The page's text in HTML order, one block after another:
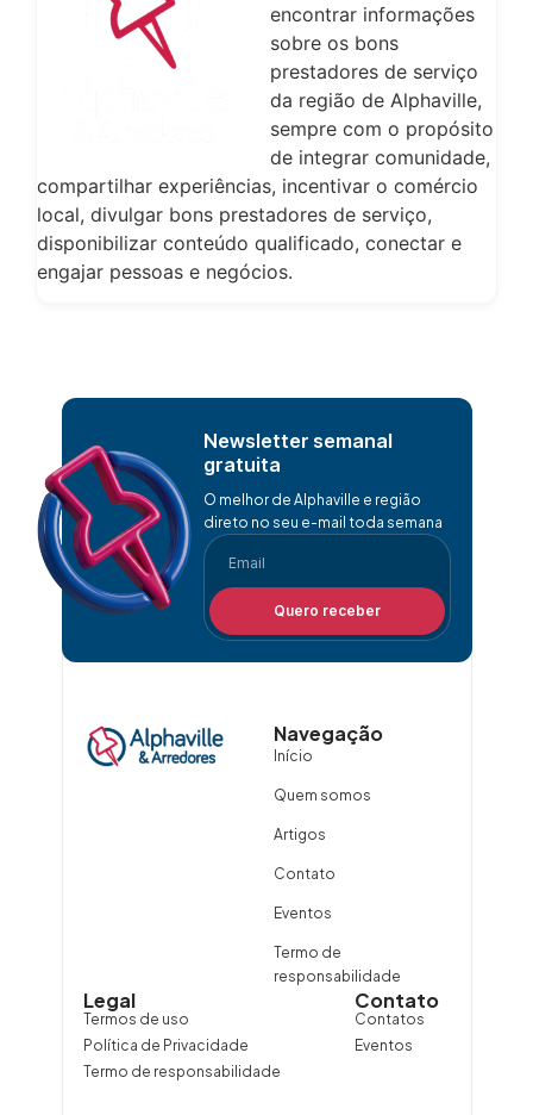
encontrar informações
sobre os bons
prestadores de serviço
da região de Alphaville,
sempre com o propósito
de integrar comunidade,
compartilhar experiências, incentivar o comércio
local, divulgar bons prestadores de serviço,
disponibilizar conteúdo qualificado, conectar e
engajar pessoas e negócios.
Newsletter semanal
gratuita
O melhor de Alphaville e região
direto no seu e-mail toda semana
Quero receber
Navegação
Início
Quem somos
Artigos
Contato
Eventos
Termo de
responsabilidade
Contato
Contatos
Eventos
Legal
Termos de uso
Política de Privacidade
Termo de responsabilidade